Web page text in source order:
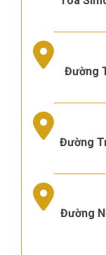
Đường
Đường
Đường